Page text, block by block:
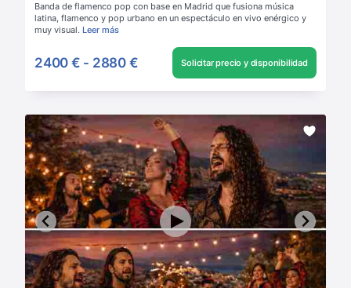
Banda de flamenco pop con base en Madrid que fusiona música
latina, flamenco y pop urbano en un espectáculo en vivo enérgico y
muy visual. Leer más
2400 € - 2880 € Solicitar precio y disponibilidad